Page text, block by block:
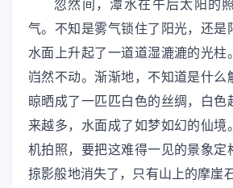
忽然间，潭水在午后太阳的
气。不知是雾气锁住了阳光，还是
水面上升起了一道道湿漉漉的光柱
岿然不动。渐渐地，不知道是什么
晾晒成了一匹匹白色的丝绸，白色
来越多，水面成了如梦如幻的仙境
机拍照，要把这难得一见的景象定
掠影般地消失了，只有山上的摩崖